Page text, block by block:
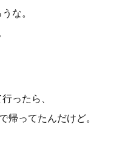
な。
ったら、
帰ってたんだけど。